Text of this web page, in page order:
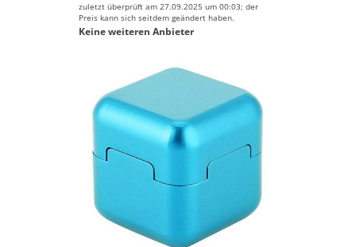
zuletzt überprüft am 27.09.2025 um 00:03; der
Preis kann sich seitdem geändert haben.
Keine weiteren Anbieter